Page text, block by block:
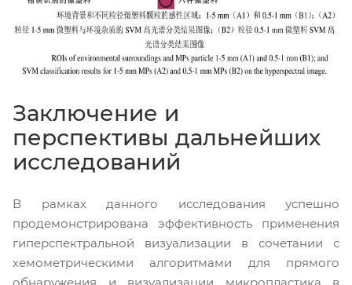
Заключение и
перспективы дальнейших
исследований
В рамках данного исследования успешно
продемонстрирована эффективность применения
гиперспектральной визуализации в сочетании с
хемометрическими алгоритмами для прямого
обнаружения и визуализации микропластика в